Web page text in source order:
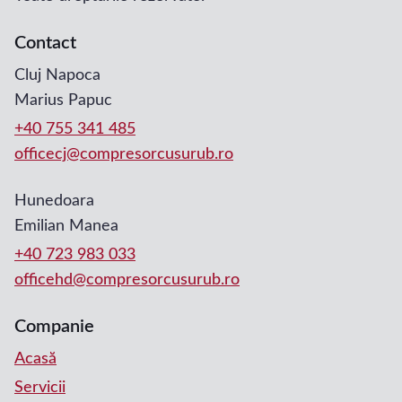
Contact
Cluj Napoca
Marius Papuc
+40 755 341 485
officecj@compresorcusurub.ro
Hunedoara
Emilian Manea
+40 723 983 033
officehd@compresorcusurub.ro
Companie
Acasă
Servicii